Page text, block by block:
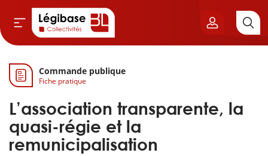
& Cimetières
& Élu local
Commande publique
Fiche pratique
L’association transparente, la
quasi-régie et la
remunicipalisation